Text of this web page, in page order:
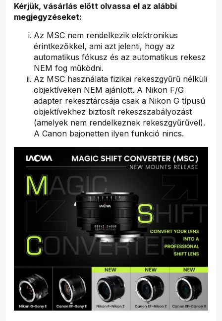
Kérjük, vásárlás előtt olvassa el az alábbi
megjegyzéseket:
Az MSC nem rendelkezik elektronikus
érintkezőkkel, ami azt jelenti, hogy az
automatikus fókusz és az automatikus rekesz
NEM fog működni.
Az MSC használata fizikai rekeszgyűrű nélküli
objektíveken NEM ajánlott. A Nikon F/G
adapter rekesztárcsája csak a Nikon G típusú
objektívekhez biztosít rekeszszabályozást
(amelyek nem rendelkeznek rekeszgyűrűvel).
A Canon bajonetten ilyen funkció nincs.